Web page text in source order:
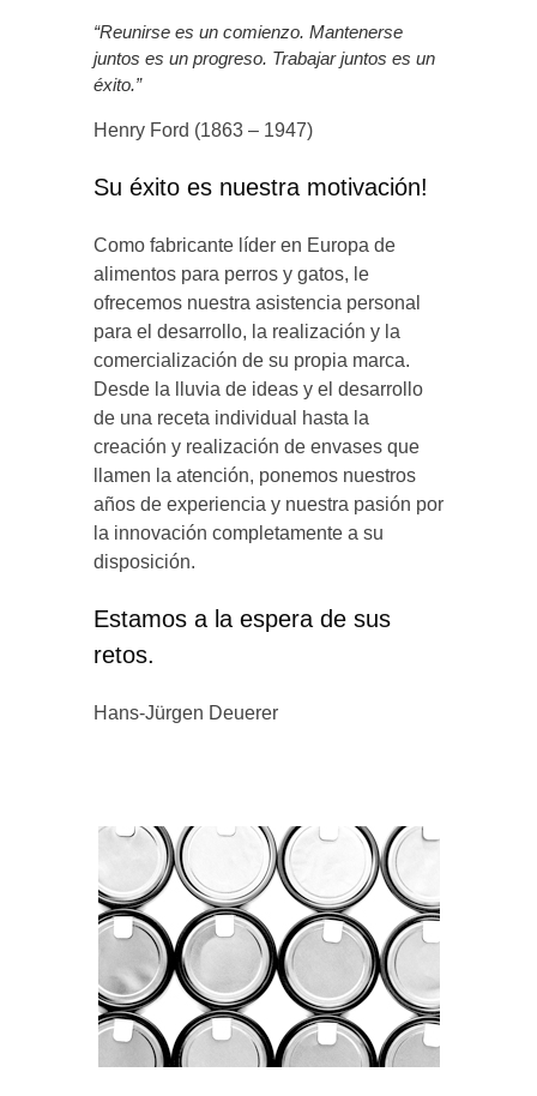
“Reunirse es un comienzo. Mantenerse
juntos es un progreso. Trabajar juntos es un
éxito.”
Henry Ford (1863 – 1947)
Su éxito es nuestra motivación!
Como fabricante líder en Europa de
alimentos para perros y gatos, le
ofrecemos nuestra asistencia personal
para el desarrollo, la realización y la
comercialización de su propia marca.
Desde la lluvia de ideas y el desarrollo
de una receta individual hasta la
creación y realización de envases que
llamen la atención, ponemos nuestros
años de experiencia y nuestra pasión por
la innovación completamente a su
disposición.
Estamos a la espera de sus
retos.
Hans-Jürgen Deuerer